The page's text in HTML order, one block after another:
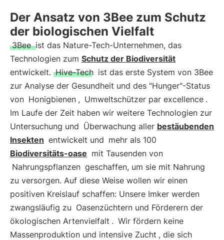
Der Ansatz von 3Bee zum Schutz
der biologischen Vielfalt
3Bee ist das Nature-Tech-Unternehmen, das
Technologien zum Schutz der Biodiversität
entwickelt. Hive-Tech ist das erste System von 3Bee
zur Analyse der Gesundheit und des "Hunger"-Status
von Honigbienen , Umweltschützer par excellence .
Im Laufe der Zeit haben wir weitere Technologien zur
Untersuchung und Überwachung aller bestäubenden
Insekten entwickelt und mehr als 100
Biodiversitäts-oase mit Tausenden von
Nahrungspflanzen geschaffen, um sie mit Nahrung
zu versorgen. Auf diese Weise wollen wir einen
positiven Kreislauf schaffen: Unsere Imker werden
zwangsläufig zu Oasenzüchtern und Förderern der
ökologischen Artenvielfalt . Wir fördern keine
Massenproduktion und intensive Zucht , die sich